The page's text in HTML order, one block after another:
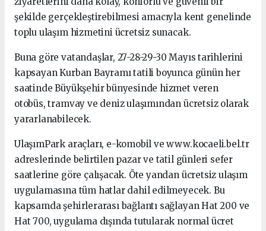
şekilde gerçekleştirebilmesi amacıyla kent genelinde
toplu ulaşım hizmetini ücretsiz sunacak.
Buna göre vatandaşlar, 27-28-29-30 Mayıs tarihlerini
kapsayan Kurban Bayramı tatili boyunca günün her
saatinde Büyükşehir bünyesinde hizmet veren
otobüs, tramvay ve deniz ulaşımından ücretsiz olarak
yararlanabilecek.
UlaşımPark araçları, e-komobil ve www.kocaeli.bel.tr
adreslerinde belirtilen pazar ve tatil günleri sefer
saatlerine göre çalışacak. Öte yandan ücretsiz ulaşım
uygulamasına tüm hatlar dahil edilmeyecek. Bu
kapsamda şehirlerarası bağlantı sağlayan Hat 200 ve
Hat 700, uygulama dışında tutularak normal ücret